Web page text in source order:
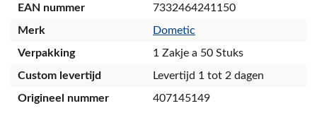
EAN nummer
7332464241150
Merk
Dometic
Verpakking
1 Zakje a 50 Stuks
Custom levertijd
Levertijd 1 tot 2 dagen
Origineel nummer
407145149